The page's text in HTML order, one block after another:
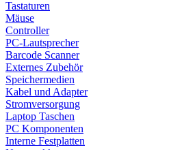
Tastaturen
Mäuse
Controller
PC-Lautsprecher
Barcode Scanner
Externes Zubehör
Speichermedien
Kabel und Adapter
Stromversorgung
Laptop Taschen
PC Komponenten
Interne Festplatten